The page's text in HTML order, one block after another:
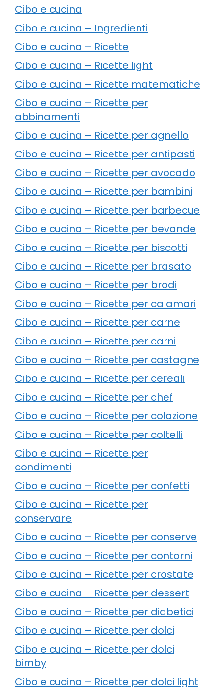
Cibo e cucina
Cibo e cucina – Ingredienti
Cibo e cucina – Ricette
Cibo e cucina – Ricette light
Cibo e cucina – Ricette matematiche
Cibo e cucina – Ricette per
abbinamenti
Cibo e cucina – Ricette per agnello
Cibo e cucina – Ricette per antipasti
Cibo e cucina – Ricette per avocado
Cibo e cucina – Ricette per bambini
Cibo e cucina – Ricette per barbecue
Cibo e cucina – Ricette per bevande
Cibo e cucina – Ricette per biscotti
Cibo e cucina – Ricette per brasato
Cibo e cucina – Ricette per brodi
Cibo e cucina – Ricette per calamari
Cibo e cucina – Ricette per carne
Cibo e cucina – Ricette per carni
Cibo e cucina – Ricette per castagne
Cibo e cucina – Ricette per cereali
Cibo e cucina – Ricette per chef
Cibo e cucina – Ricette per colazione
Cibo e cucina – Ricette per coltelli
Cibo e cucina – Ricette per
condimenti
Cibo e cucina – Ricette per confetti
Cibo e cucina – Ricette per
conservare
Cibo e cucina – Ricette per conserve
Cibo e cucina – Ricette per contorni
Cibo e cucina – Ricette per crostate
Cibo e cucina – Ricette per dessert
Cibo e cucina – Ricette per diabetici
Cibo e cucina – Ricette per dolci
Cibo e cucina – Ricette per dolci
bimby
Cibo e cucina – Ricette per dolci light